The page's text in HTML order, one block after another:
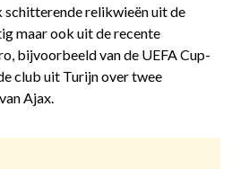
schitterende relikwieën uit de
maar ook uit de recente
bijvoorbeeld van de UEFA Cup-
club uit Turijn over twee
Ajax.